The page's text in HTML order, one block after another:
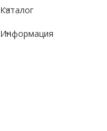
Каталог
Информация